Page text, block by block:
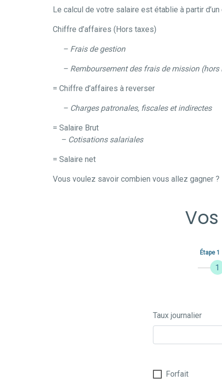
Le calcul de votre salaire est établie à partir
Chiffre d’affaires (Hors taxes)
– Frais de gestion
– Remboursement des frais de mission
= Chiffre d’affaires à reverser
– Charges patronales, fiscales et indirectes
= Salaire Brut
–Cotisations salariales
= Salaire net
Vous voulez savoir combien vous allez gagner
1
Étape 1
Taux journalier
Forfait